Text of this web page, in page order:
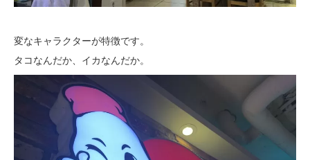
変なキャラクターが特徴です。
タコなんだか、イカなんだか。